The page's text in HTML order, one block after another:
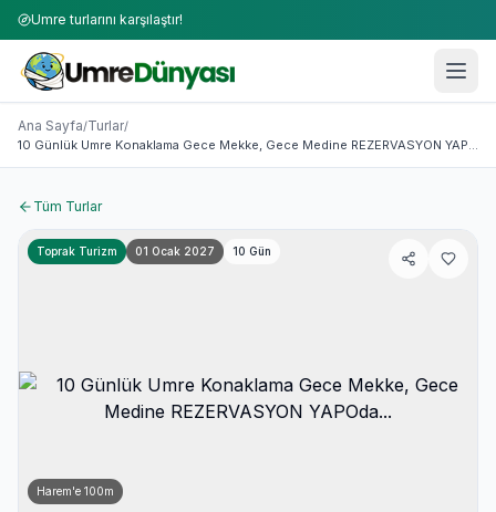
Umre turlarını karşılaştır!
Umre Turları 2026-2027 | 50+ Firma Karşılaştırması
10 Günlük Umre Konaklama Gece Mekke, Gece Medine
Ana Sayfa/Turlar/
10 Günlük Umre Konaklama Gece Mekke, Gece Medine REZERVASYON YAPOda...
Tüm Turlar
Toprak Turizm 01 Ocak 2027 10 Gün
Harem'e 100m